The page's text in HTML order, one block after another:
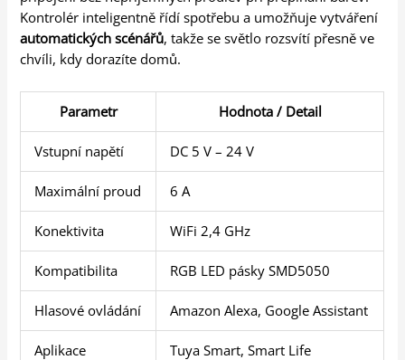
Kontrolér inteligentně řídí spotřebu a umožňuje vytváření
automatických scénářů, takže se světlo rozsvítí přesně ve
chvíli, kdy dorazíte domů.
Parametr Hodnota / Detail
Vstupní napětí DC 5 V – 24 V
Maximální proud 6 A
Konektivita WiFi 2,4 GHz
Kompatibilita RGB LED pásky SMD5050
Hlasové ovládání Amazon Alexa, Google Assistant
Aplikace Tuya Smart, Smart Life